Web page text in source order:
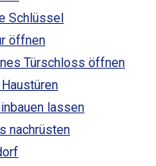
Schlüssel
öffnen
Türschloss öffnen
lassen
nachrüsten